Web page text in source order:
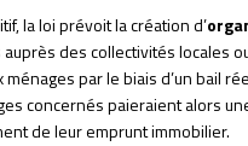
la loi prévoit la création d’
des collectivités locales
par le biais d’un bail
concernés paieraient alors
de leur emprunt immobilier.